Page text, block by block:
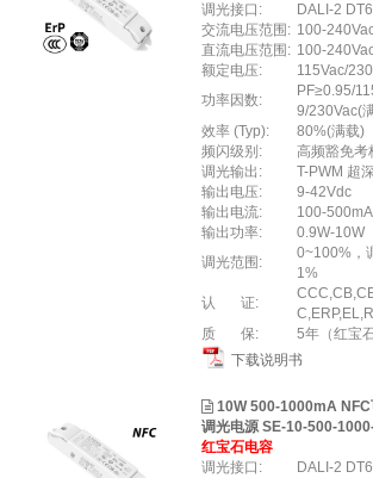
调光接口:
DALI-2
交流电压范围: 100-
直流电压范围: 100-
额定电压:
115Vac/
功率因数:
PF≥0.95/
9/230Vac(
效率 (Typ):
80%(满载)
频闪级别:
高频豁免考
调光输出:
T-PWM 超
输出电压:
9-42Vdc
输出电流:
100-500mA
输出功率:
0.9W-10W
调光范围:
0~100%，
1%
认 证:
质 保:
5年（红宝
下载说明书
10W 500-1000mA
调光电源 SE-10-500-
红宝石电容
调光接口:
DALI-2